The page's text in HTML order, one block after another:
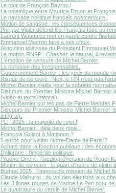
Le tour de François Bayrou !
La polémique entre Maurice Druon et
Le paysage politique français postcensure.
Motion de sangsue : les conséquences
Philippe Vigier défend les Français face au
Laurent Wauquiez met en garde contre
Emmanuel Macron face à ses choix.
Allocution télévisée du Président Emmanuel
La motion RNFP : Chassez le naturel, il
L'émotion de censure de Michel Barnier.
La collusion des irresponsables.
Gouvernement Barnier : les yeux du monde
Risque de censure : Non, le RN n'est pas
Michel Barnier plaide pour la sobriété
Discours du Premier Ministre Michel Barnier
(vidéo et texte intégral).
Michel Barnier sur les pas de Pierre Mendès
Discours du Premier Ministre Michel Barnier
intégral).
PLF 2025 : la majorité de rejet !
Michel Barnier : déjà deux mois !
François Guizot à Matignon ?
5 euros pour visiter Notre-Dame de Paris ?
Achats dans la fonction publique : des
Doliprane : l'impéritie politique.
Proche-Orient : l'incompréhension de Roger
Motion de censure : le quart d'heure de gloire
Budget 2025 : l'impossible mission de Michel
Claude Malhuret : du vol des élections aux
Les 3 lignes rouges de Marine Le Pen pour
La quadrature du cercle de Michel Barnier.